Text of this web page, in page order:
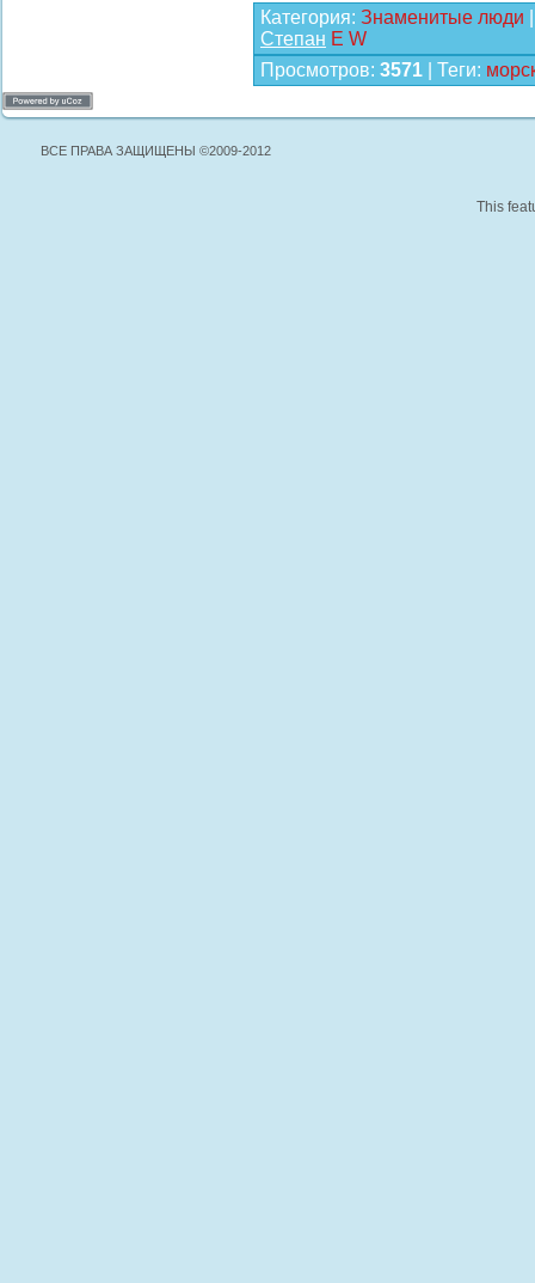
Категория: Знаменитые люди
Степан E W
Просмотров: 3571 Теги:
ВСЕ ПРАВА ЗАЩИЩЕНЫ ©2009-2012
This